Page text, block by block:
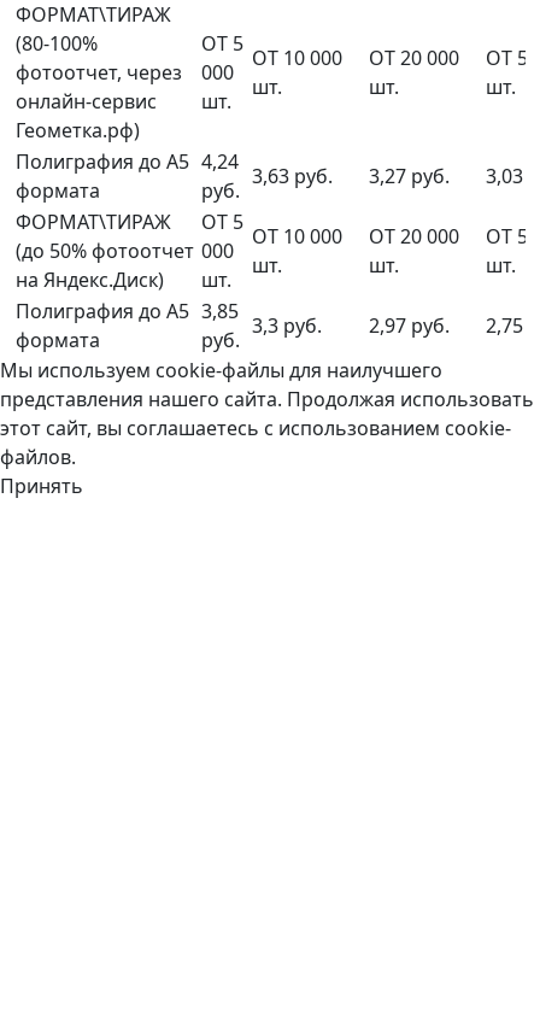
ФОРМАТ\ТИРАЖ
(80-100%
фотоотчет, через
онлайн-сервис
Геометка.рф)
ОТ 5
000
шт.
ОТ 10 000
шт.
ОТ 20 000
шт.
ОТ
шт.
Полиграфия до А5
формата
4,24
руб.
3,63 руб. 3,27 руб.
3,03
ФОРМАТ\ТИРАЖ
(до 50% фотоотчет
на Яндекс.Диск)
ОТ 5
000
шт.
ОТ 10 000
шт.
ОТ 20 000
шт.
ОТ
шт.
Полиграфия до А5
формата
3,85
руб.
3,3 руб. 2,97 руб.
2,75
Мы используем cookie-файлы для наилучшего
представления нашего сайта. Продолжая использовать
этот сайт, вы соглашаетесь с использованием cookie-
файлов.
Принять